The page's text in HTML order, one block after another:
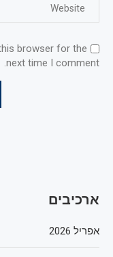
browser for the
next time I comment.
ארכיבים
אפריל 2026